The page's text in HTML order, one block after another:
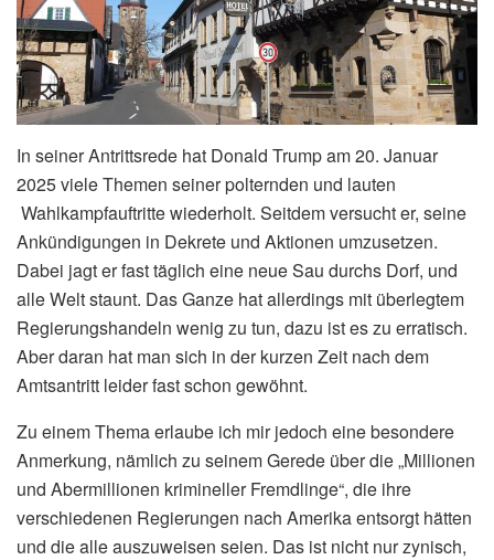
In seiner Antrittsrede hat Donald Trump am 20. Januar
2025 viele Themen seiner polternden und lauten
Wahlkampfauftritte wiederholt. Seitdem versucht er, seine
Ankündigungen in Dekrete und Aktionen umzusetzen.
Dabei jagt er fast täglich eine neue Sau durchs Dorf, und
alle Welt staunt. Das Ganze hat allerdings mit überlegtem
Regierungshandeln wenig zu tun, dazu ist es zu erratisch.
Aber daran hat man sich in der kurzen Zeit nach dem
Amtsantritt leider fast schon gewöhnt.
Zu einem Thema erlaube ich mir jedoch eine besondere
Anmerkung, nämlich zu seinem Gerede über die „Millionen
und Abermillionen krimineller Fremdlinge“, die ihre
verschiedenen Regierungen nach Amerika entsorgt hätten
und die alle auszuweisen seien. Das ist nicht nur zynisch,